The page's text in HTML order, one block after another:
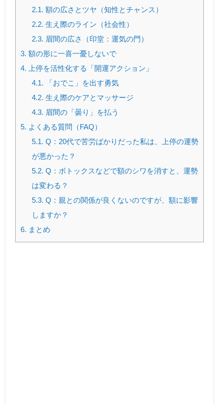
2.1. 額の広さとツヤ（知性とチャンス）
2.2. 生え際のライン（社会性）
2.3. 眉間の広さ（印堂：運気の門）
3. 額の形に一喜一憂しないで
4. 上停を活性化する「開運アクション」
4.1. 「おでこ」を出す勇気
4.2. 生え際のケアとマッサージ
4.3. 眉間の「曇り」を払う
5. よくある質問（FAQ）
5.1. Q：20代で苦労ばかりだった私は、上停の運勢
が悪かった？
5.2. Q：ボトックスなどで額のシワを消すと、運勢
は変わる？
5.3. Q：親との関係が良くないのですが、額に影響
しますか？
6. まとめ